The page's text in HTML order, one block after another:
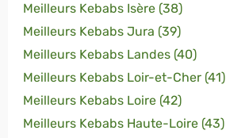
Meilleurs Kebabs Isère (38)
Meilleurs Kebabs Jura (39)
Meilleurs Kebabs Landes (40)
Meilleurs Kebabs Loir-et-Cher (41)
Meilleurs Kebabs Loire (42)
Meilleurs Kebabs Haute-Loire (43)